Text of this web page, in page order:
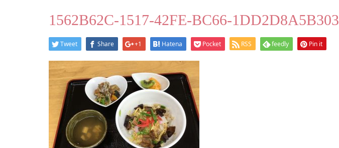
1562B62C-1517-42FE-BC66-1DD2D8A5B303
Tweet Share +1 Hatena Pocket RSS feedly Pin it